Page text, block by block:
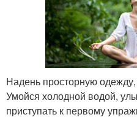
Надень просторную
Умойся холодной водой,
приступать к первому